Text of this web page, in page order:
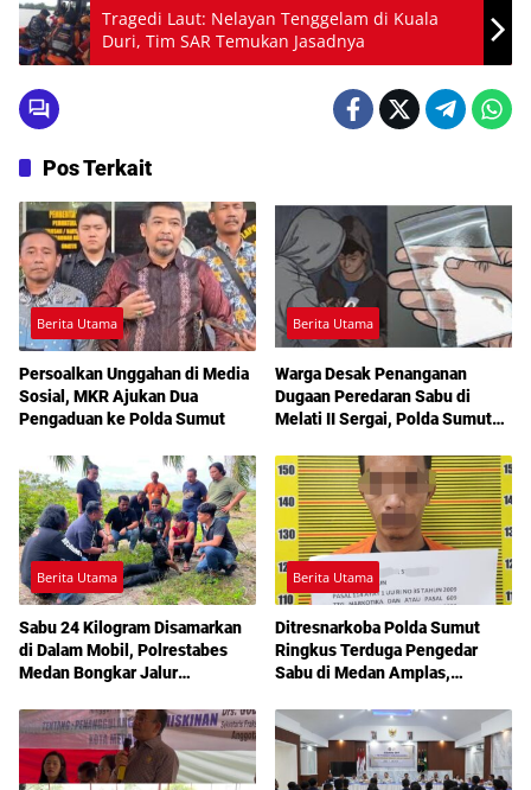
Tragedi Laut: Nelayan Tenggelam di Kuala
Duri, Tim SAR Temukan Jasadnya
Pos Terkait
Berita Utama
Persoalkan Unggahan di Media
Sosial, MKR Ajukan Dua
Pengaduan ke Polda Sumut
Berita Utama
Warga Desak Penanganan
Dugaan Peredaran Sabu di
Melati II Sergai, Polda Sumut
Berita Utama
Sabu 24 Kilogram Disamarkan
di Dalam Mobil, Polrestabes
Medan Bongkar Jalur
Berita Utama
Ditresnarkoba Polda Sumut
Ringkus Terduga Pengedar
Sabu di Medan Amplas,